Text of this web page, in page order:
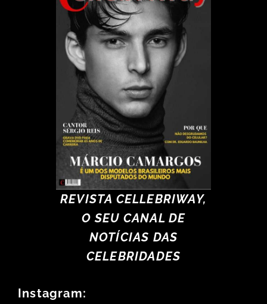
REVISTA CELLEBRIWAY,
O SEU CANAL DE
NOTÍCIAS DAS
CELEBRIDADES
Instagram: